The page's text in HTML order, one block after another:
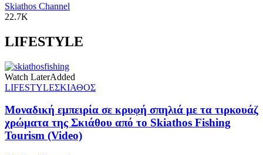
Skiathos Channel
22.7K
LIFESTYLE
Watch LaterAdded
LIFESTYLEΣΚΙΑΘΟΣ
Μοναδική εμπειρία σε κρυφή σπηλιά με τα τιρκουάζ
χρώματα της Σκιάθου από το Skiathos Fishing
Tourism (Video)